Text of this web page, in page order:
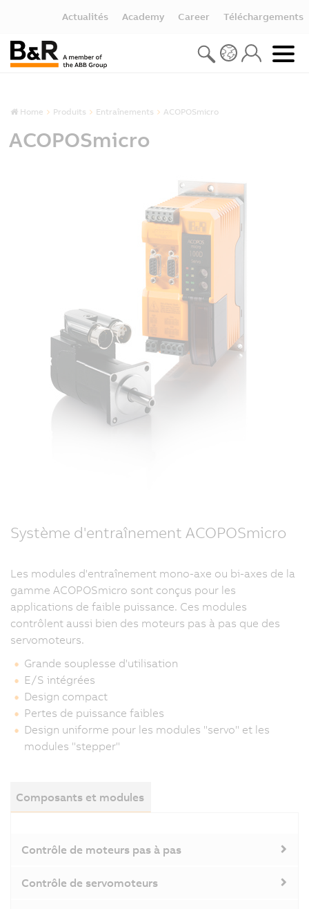
Actualités Academy Career Téléchargements
Home Produits Entraînements ACOPOSmicro
ACOPOSmicro
Système d'entraînement ACOPOSmicro
Les modules d'entraînement mono-axe ou bi-axes de la
gamme ACOPOSmicro sont conçus pour les
applications de faible puissance. Ces modules
contrôlent aussi bien des moteurs pas à pas que des
servomoteurs.
Grande souplesse d'utilisation
E/S intégrées
Design compact
Pertes de puissance faibles
Design uniforme pour les modules "servo" et les
modules "stepper"
Composants et modules
Contrôle de moteurs pas à pas
Contrôle de servomoteurs